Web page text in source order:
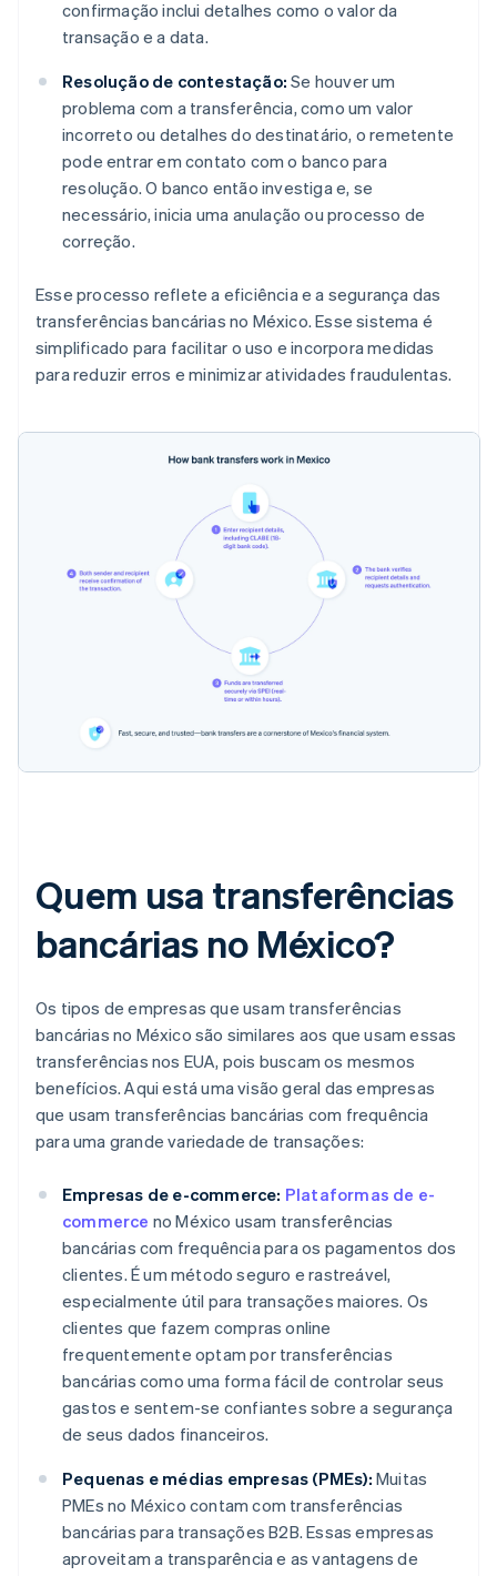
confirmação inclui detalhes como o valor da
transação e a data.
Resolução de contestação: Se houver um
problema com a transferência, como um valor
incorreto ou detalhes do destinatário, o remetente
pode entrar em contato com o banco para
resolução. O banco então investiga e, se
necessário, inicia uma anulação ou processo de
correção.
Esse processo reflete a eficiência e a segurança das
transferências bancárias no México. Esse sistema é
simplificado para facilitar o uso e incorpora medidas
para reduzir erros e minimizar atividades fraudulentas.
Quem usa transferências
bancárias no México?
Os tipos de empresas que usam transferências
bancárias no México são similares aos que usam essas
transferências nos EUA, pois buscam os mesmos
benefícios. Aqui está uma visão geral das empresas
que usam transferências bancárias com frequência
para uma grande variedade de transações:
Empresas de e-commerce: Plataformas de e-
commerce no México usam transferências
bancárias com frequência para os pagamentos dos
clientes. É um método seguro e rastreável,
especialmente útil para transações maiores. Os
clientes que fazem compras online
frequentemente optam por transferências
bancárias como uma forma fácil de controlar seus
gastos e sentem-se confiantes sobre a segurança
de seus dados financeiros.
Pequenas e médias empresas (PMEs): Muitas
PMEs no México contam com transferências
bancárias para transações B2B. Essas empresas
aproveitam a transparência e as vantagens de